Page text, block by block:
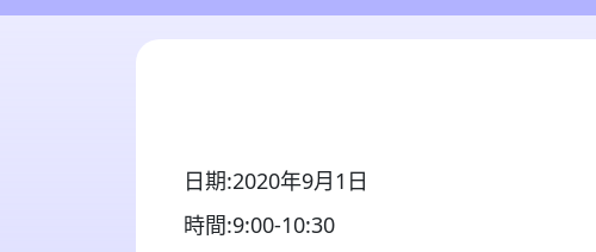
日期:2020年9月1日
時間:9:00-10:30